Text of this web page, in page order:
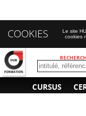
CURSUS
COOKIES
Le site
cookies